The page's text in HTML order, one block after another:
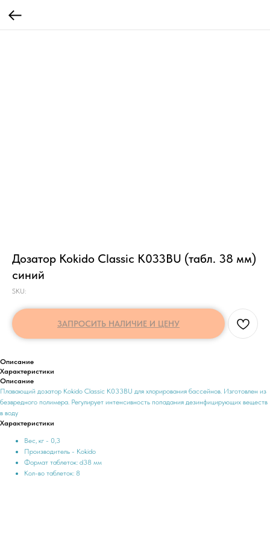
Дозатор Kokido Classic K033BU (табл. 38 мм)
синий
SKU:
ЗАПРОСИТЬ НАЛИЧИЕ И ЦЕНУ
Описание
Характеристики
Описание
Плавающий дозатор Kokido Classic K033BU для хлорирования бассейнов. Изготовлен из
безвредного полимера. Регулирует интенсивность попадания дезинфицирующих веществ
в воду
Характеристики
Вес, кг - 0,3
Производитель - Kokido
Формат таблеток: d38 мм
Кол-во таблеток: 8